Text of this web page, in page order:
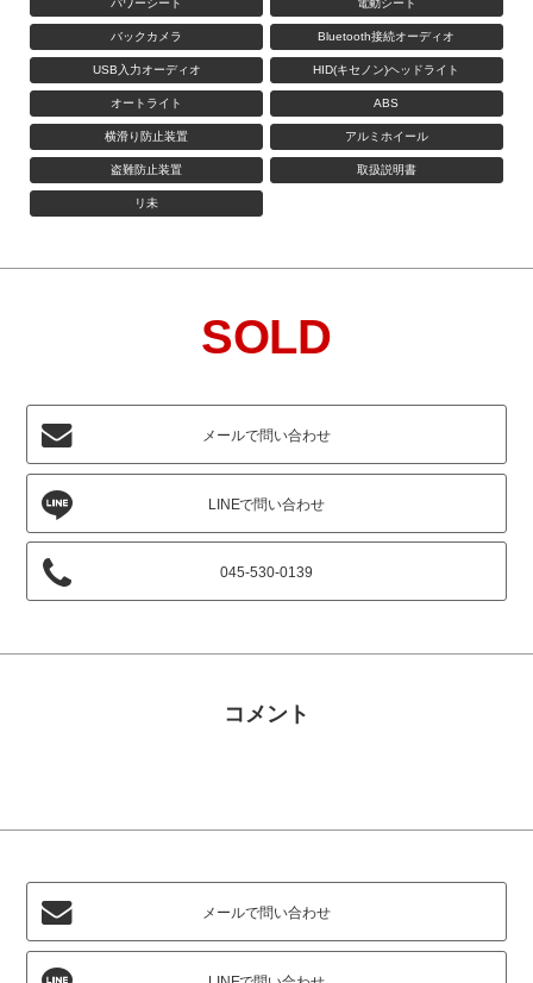
パワーシート 電動シート
バックカメラ Bluetooth接続オーディオ
USB入力オーディオ HID(キセノン)ヘッドライト
オートライト ABS
横滑り防止装置 アルミホイール
盗難防止装置 取扱説明書
リ未
SOLD
メールで問い合わせ
045-530-0139
コメント
メールで問い合わせ